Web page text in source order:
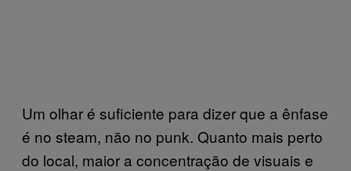
Um olhar é suficiente para dizer que a ênfase
é no steam, não no punk. Quanto mais perto
do local, maior a concentração de visuais e